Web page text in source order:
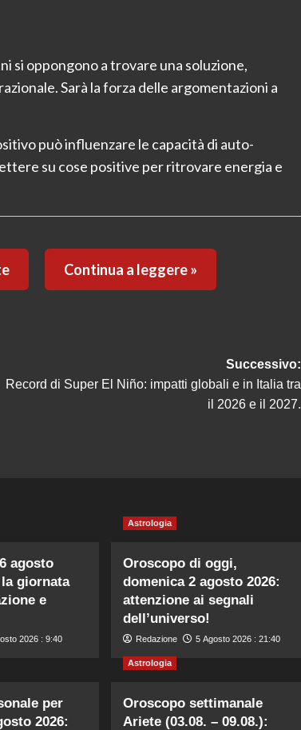
si oppongono a trovare una soluzione,
Sarà la forza delle argomentazioni a
può influenzare le capacità di auto-
su cose positive per ritrovare energia e
Continua a leggere »
Successivo:
Record di Super El Niño: impatti globali e in Italia tra
il 2026 e il 2027.
agosto
giornata
e
2026 : 9:40
Astrologia
Oroscopo di oggi,
domenica 2 agosto 2026:
attenzione ai segnali
dell’universo!
Redazione 5 Agosto 2026 : 21:40
per
2026:
Astrologia
Oroscopo settimanale
Ariete (03.08. – 09.08.):